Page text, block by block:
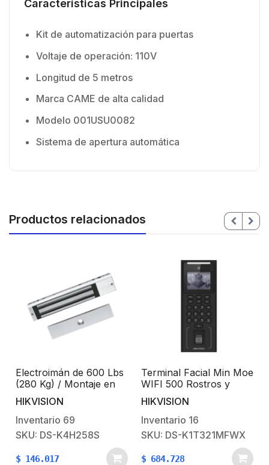
Características Principales
Kit de automatización para puertas
Voltaje de operación: 110V
Longitud de 5 metros
Marca CAME de alta calidad
Modelo 001USU0082
Sistema de apertura automática
Productos relacionados
Electroimán de 600 Lbs
(280 Kg) / Montaje en
Puerta Normal o de
Vidrio / Certificado CE /
Para Uso en Interior /
Indicador LED /
Magnetismo Anti-
residual
HIKVISION
Inventario 69
SKU: DS-K4H258S
$ 146.017
Terminal Facial Min Moe
WIFI 500 Rostros y
Lector de Tarjetas
MIFARE / Stand Alone /
3,000 Huellas / 3,000
Tarjetas
HIKVISION
Inventario 16
SKU: DS-K1T321MFWX
$ 684.728